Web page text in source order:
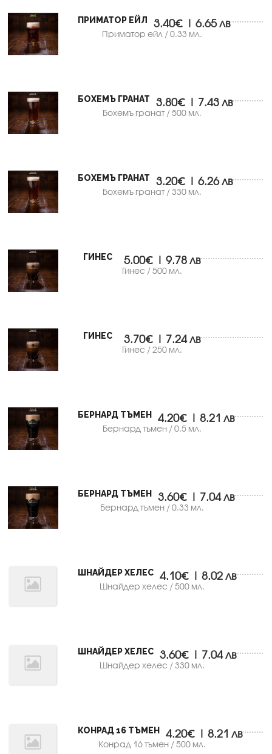
ПРИМАТОР ЕЙЛ
Приматор ейл / 0.33 мл.
3.40€ | 6.65 лв
БОХЕМЪ ГРАНАТ
Бохемъ гранат / 500 мл.
3.80€ | 7.43 лв
БОХЕМЪ ГРАНАТ
Бохемъ гранат / 330 мл.
3.20€ | 6.26 лв
ГИНЕС
Гинес / 500 мл.
5.00€ | 9.78 лв
ГИНЕС
Гинес / 250 мл.
3.70€ | 7.24 лв
БЕРНАРД ТЪМЕН
Бернард тъмен / 0.5 мл.
4.20€ | 8.21 лв
БЕРНАРД ТЪМЕН
Бернард тъмен / 0.33 мл.
3.60€ | 7.04 лв
ШНАЙДЕР ХЕЛЕС
Шнайдер хелес / 500 мл.
4.10€ | 8.02 лв
ШНАЙДЕР ХЕЛЕС
Шнайдер хелес / 330 мл.
3.60€ | 7.04 лв
КОНРАД 16 ТЪМЕН
Конрад 16 тъмен / 500 мл.
4.20€ | 8.21 лв